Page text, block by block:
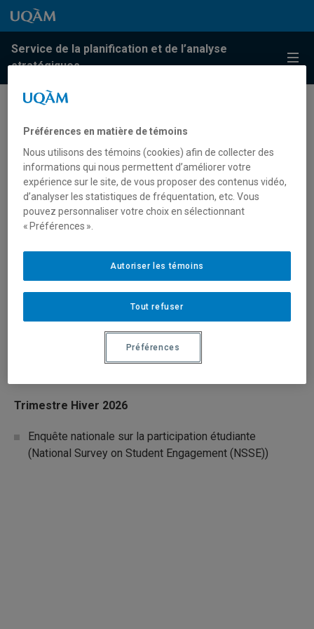
Passer au contenu
Accéder au menu principal
Accéder à la recherche
Passer au contenu
Accéder au menu principal
Service de la planification et de l’analyse
stratégiques
Menu
Sondages en cours
Le SPAS offre aux unités administratives
un
accompagnement et une expertise en matière d’enquêtes
et de sondages institutionnels. Les unités académiques
doivent plutôt s’adresser au décanat de leur faculté ou
École. Par ailleurs, tous les membres de la communauté
Les enquêtes, consultations et sondages institutionnels
en cours (préparation, administration, analyse, etc.) (liste
Questionnaires génériques pour les évaluations
décennales de programmes (en partenariat avec le
Trimestre Hiver 2026
Enquête nationale sur la participation étudiante
(National Survey on Student Engagement (NSSE))
Préférences en matière de témoins
Nous utilisons des témoins (cookies) afin de collecter des
informations qui nous permettent d’améliorer votre
expérience sur le site, de vous proposer des contenus vidéo,
d’analyser les statistiques de fréquentation, etc. Vous
pouvez personnaliser votre choix en sélectionnant
« Préférences ».
Tout refuser
Autoriser les témoins
Préférences